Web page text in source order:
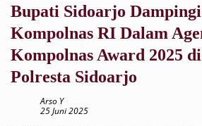
Bupati Sidoarjo
Kompolnas RI Dalam
Kompolnas Award 2025
Polresta Sidoarjo
Arso Y
25 Juni 2025